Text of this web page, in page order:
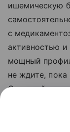
ишемическую
с
активностью и
мощный
не ждите, пока
Создавайте